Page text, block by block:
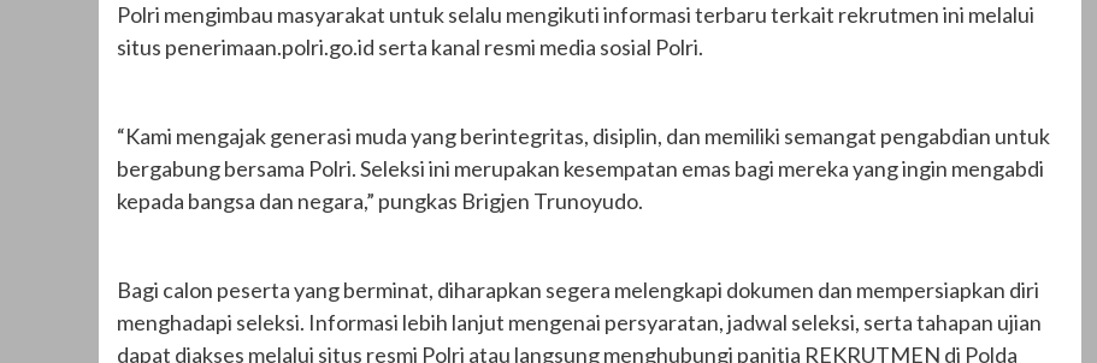
Polri mengimbau masyarakat untuk selalu mengikuti informasi terbaru terkait rekrutmen ini melalui
situs penerimaan.polri.go.id serta kanal resmi media sosial Polri.
“Kami mengajak generasi muda yang berintegritas, disiplin, dan memiliki semangat pengabdian untuk
bergabung bersama Polri. Seleksi ini merupakan kesempatan emas bagi mereka yang ingin mengabdi
kepada bangsa dan negara,” pungkas Brigjen Trunoyudo.
Bagi calon peserta yang berminat, diharapkan segera melengkapi dokumen dan mempersiapkan diri
menghadapi seleksi. Informasi lebih lanjut mengenai persyaratan, jadwal seleksi, serta tahapan ujian
dapat diakses melalui situs resmi Polri atau langsung menghubungi panitia REKRUTMEN di Polda